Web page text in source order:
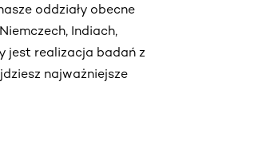
oddziały obecne
Indiach,
jest realizacja badań z
najważniejsze